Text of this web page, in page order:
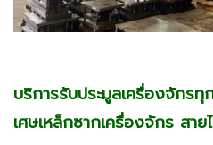
บริการรับประมูลเครื่องจักร
เศษเหล็กซากเครื่องจักร สา